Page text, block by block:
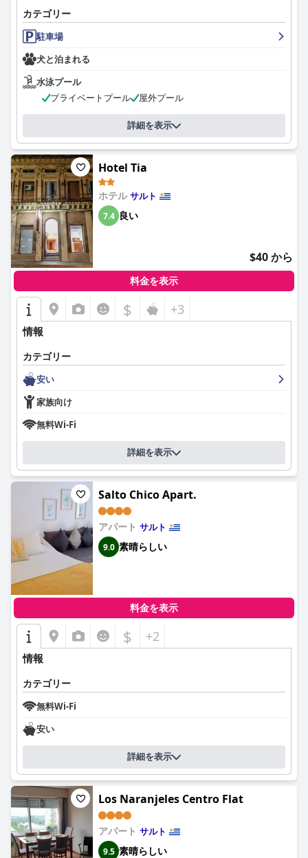
カテゴリー
駐車場
犬と泊まれる
水泳プール
プライベートプール
屋外プール
詳細を表示
Hotel Tia
ホテルサルト
7.4 良い
$40 から
料金を表示
$ +3
情報
カテゴリー
安い
家族向け
無料Wi-Fi
詳細を表示
Salto Chico Apart.
アパート サルト
9.0 素晴らしい
料金を表示
$ +2
情報
カテゴリー
無料Wi-Fi
安い
詳細を表示
Los Naranjeles Centro Flat
アパート サルト
9.5 素晴らしい